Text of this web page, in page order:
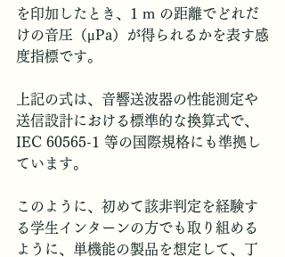
を印加したとき、1 m の距離でどれだ
けの音圧（μPa）が得られるかを表す感
度指標です。
上記の式は、音響送波器の性能測定や
送信設計における標準的な換算式で、
IEC 60565-1 等の国際規格にも準拠し
ています。
このように、初めて該非判定を経験す
る学生インターンの方でも取り組める
ように、単機能の製品を想定して、丁